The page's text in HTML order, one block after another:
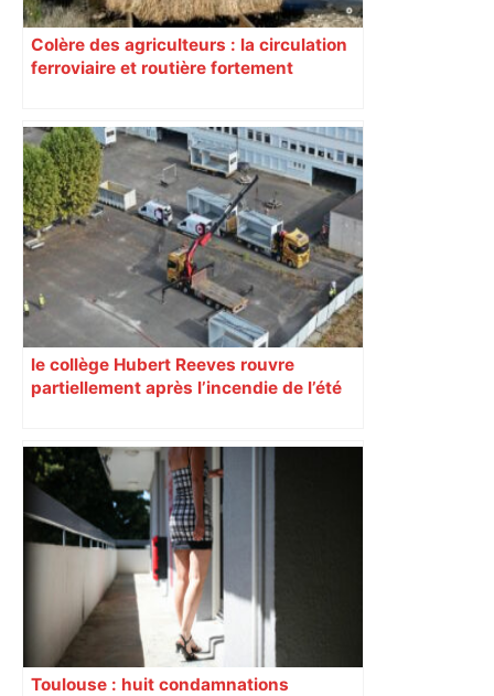
Colère des agriculteurs : la circulation
ferroviaire et routière fortement
le collège Hubert Reeves rouvre
partiellement après l’incendie de l’été
Toulouse : huit condamnations